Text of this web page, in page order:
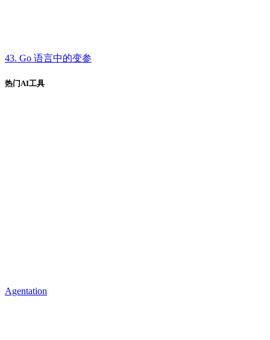
43. Go 语言中的变参
热门AI工具
Agentation